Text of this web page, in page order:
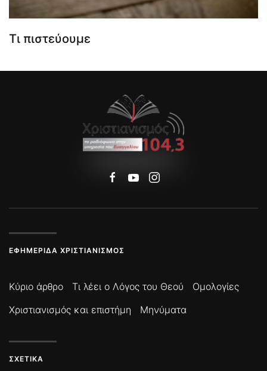
Τι πιστεύουμε
ΕΦΗΜΕΡΊΔΑ ΧΡΙΣΤΙΑΝΙΣΜΌΣ
Κύριο άρθρο Τι λέει ο Λόγος του Θεού
Ομολογίες
Χριστιανισμός και επιστήμη
Μηνύματα
ΣΧΕΤΙΚΆ